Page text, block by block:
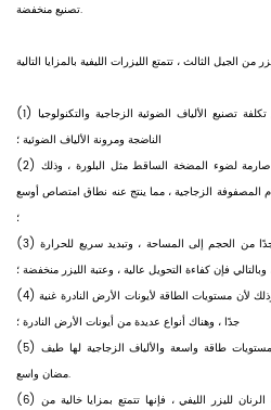
تصنيع منخفضة.
(1) مزايا التصغير والتكثيف الناجم عن انخفاض تكلفة تصنيع الألياف الضوئية الزجاجية والتكنولوجيا
الناضجة ومرونة الألياف الضوئية ؛
(2) لا تحتاج الألياف الزجاجية إلى مطابقة طور صارمة لضوء المضخة الساقط مثل البلورة ، وذلك
المصفوفة الزجاجية ، مما ينتج عنه نطاق امتصاص أوسع
؛
(3) تحتوي المادة الزجاجية على نسبة منخفضة جدًا من الحجم إلى المساحة ، وتبديد سريع للحرارة
فإن كفاءة التحويل عالية ، وعتبة الليزر منخفضة ؛
(4) الليزر الناتج له العديد من الأطوال الموجية: وذلك لأن مستويات الطاقة لأيونات الأرض النادرة غنية
جدًا ، وهناك أنواع عديدة من أيونات الأرض النادرة ؛
(5) قابلية التباين: تتمتع أيونات الأرض النادرة بمستويات طاقة واسعة والألياف الزجاجية لها طيف
مضان واسع.
(6) نظرًا لعدم وجود عدسة بصرية في التجويف الرنان لليزر الليفي ، فإنها تتمتع بمزايا خالية من